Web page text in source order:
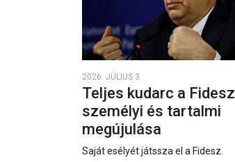
2026. JÚLIUS 3.
Teljes kudarc a Fidesz
személyi és tartalmi
megújulása
Saját esélyét játssza el a Fidesz.